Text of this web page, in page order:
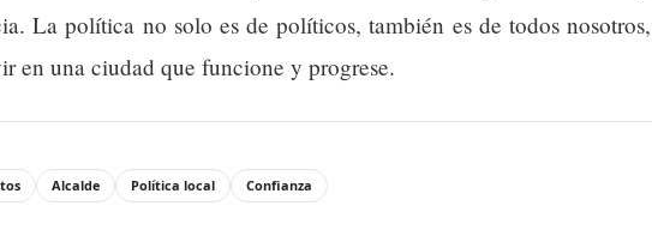
La política no solo es de políticos, también es de todos nosotros,
en una ciudad que funcione y progrese.
Alcalde Política local Confianza